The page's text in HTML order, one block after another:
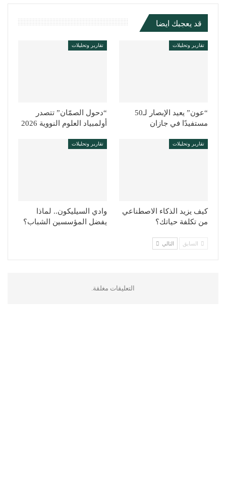
قد يعجبك ايضا
تقارير وتحليلات
“عون” يعيد الإبصار لـ50
مستفيدًا في جازان
تقارير وتحليلات
“دحول الصمّان” تتصدر
أولمبياد العلوم النووية 2026
تقارير وتحليلات
كيف يزيد الذكاء الاصطناعي
من تكلفة حياتك؟
تقارير وتحليلات
وادي السيليكون.. لماذا
يفضل المؤسسين الشباب؟
السابق التالي
التعليقات مغلقة.